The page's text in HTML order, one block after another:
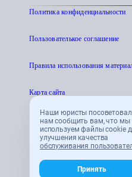
Наши юристы
нам сообщить вам, что мы
используем файлы cookie
улучшения качества
обслуживания
Принять
Политика конфиденциальности
Пользователькое соглашение
Правила использования
Карта сайта
© 1995 - 2026 «ЦЕНТР
CENTRATTEK.RU